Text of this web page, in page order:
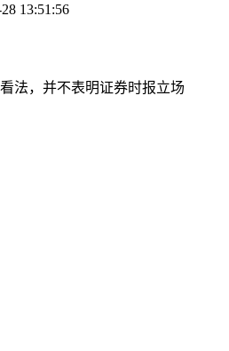
13:51:56
法，并不表明证券时报立场